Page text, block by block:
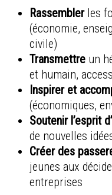
Rassemblerles
(économie,
civile)
Transmettre un
et humain,
Inspirer et
(économiques,
Soutenir l’esprit
de nouvelles
Créer des
jeunes aux
entreprises